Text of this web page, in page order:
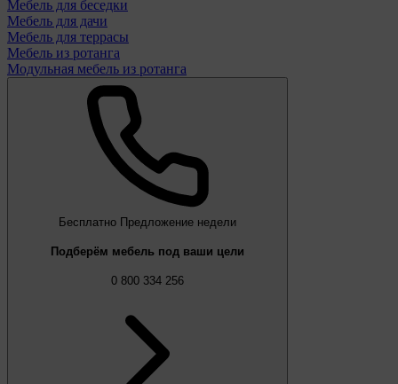
Мебель для беседки
Мебель для дачи
Мебель для террасы
Мебель из ротанга
Модульная мебель из ротанга
Бесплатно Предложение недели
Подберём мебель под ваши цели
0 800 334 256